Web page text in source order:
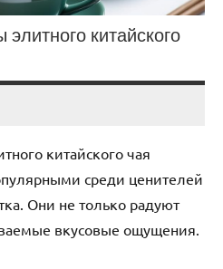
китайского
китайского чая
среди ценителей
Они не только радуют
вкусовые ощущения.